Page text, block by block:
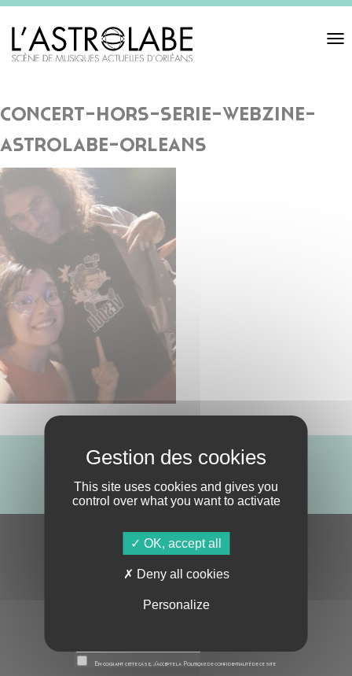
Toggle
concert-hors-serie-webzine-
astrolabe-orleans
S'ABONNER À LA NEWSLETTER
En cochant cette case, j’accepte la Politique de confidentialitéde ce site
This site uses cookies and gives you
control over what you want to activate
OK, accept all
Deny all cookies
Personalize